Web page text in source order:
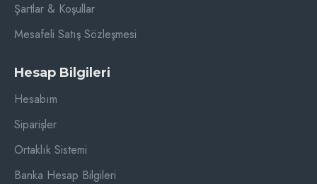
Şartlar & Koşullar
Mesafeli Satış Sözleşmesi
Hesap Bilgileri
Hesabım
Siparişler
Ortaklık Sistemi
Banka Hesap Bilgileri